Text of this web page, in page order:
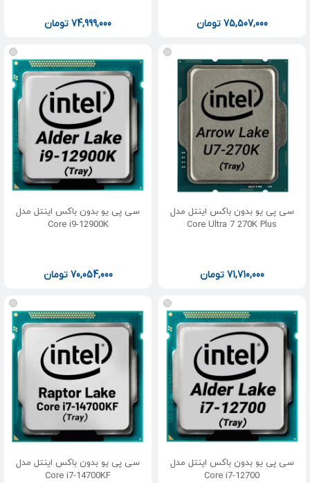
75,507,000 تومان 74,999,000تومان
سی پی یو بدون باکس اینتل مدل
Core Ultra 7 270K Plus
71,710,000 تومان
سی پی یو بدون باکس اینتل مدل
Core i9-12900K
70,054,000 تومان
سی پی یو بدون باکس اینتل مدل
Core i7-12700
سی پی یو بدون باکس اینتل مدل
Core i7-14700KF